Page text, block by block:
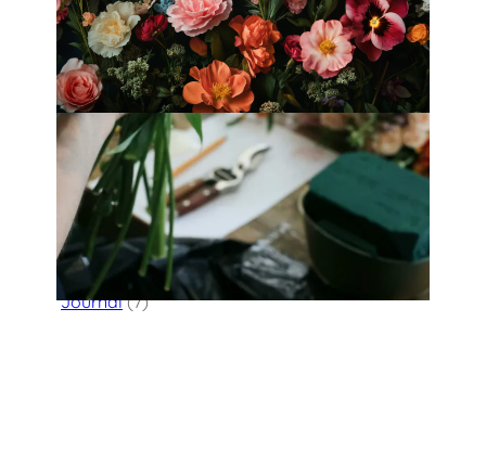
Fleurology by H.：奢華花藝工作室
Categories
Flower Delivery(123)
HK Florist Directory
(30)
Journal(7)